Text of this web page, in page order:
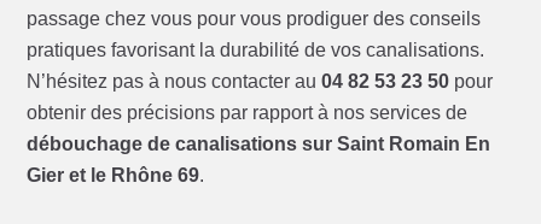
passage chez vous pour vous prodiguer des conseils
pratiques favorisant la durabilité de vos canalisations.
N’hésitez pas à nous contacter au04 82 53 23 50 pour
obtenir des précisions par rapport à nos services de
débouchage de canalisations sur Saint Romain En
Gier et le Rhône 69.